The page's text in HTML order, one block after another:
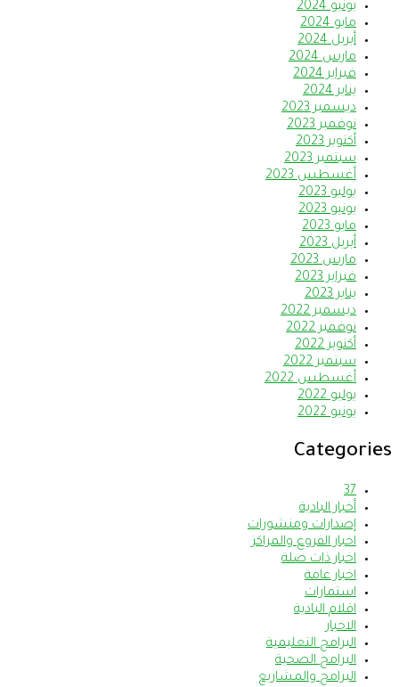
يونيو 2024
مايو 2024
أبريل 2024
مارس 2024
فبراير 2024
يناير 2024
ديسمبر 2023
نوفمبر 2023
أكتوبر 2023
سبتمبر 2023
أغسطس 2023
يوليو 2023
يونيو 2023
مايو 2023
أبريل 2023
مارس 2023
فبراير 2023
يناير 2023
ديسمبر 2022
نوفمبر 2022
أكتوبر 2022
سبتمبر 2022
أغسطس 2022
يوليو 2022
يونيو 2022
Categories
37
أخبار البادية
إصدارات ومنشورات
اخبار الفروع والمراكز
اخبار ذات صلة
اخبار عامة
استمارات
اقلام البادية
الاخبار
البرامج التعليمية
البرامج الصحية
البرامج والمشاريع